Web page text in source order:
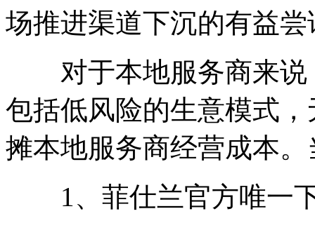
场推进渠道下沉的有益尝
对于本地服务商来说
包括低风险的生意模式
摊本地服务商经营成本
1、菲仕兰官方唯一